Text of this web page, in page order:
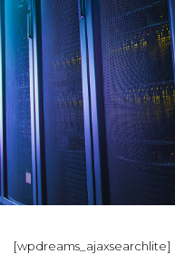
[wpdreams_ajaxsearchlite]